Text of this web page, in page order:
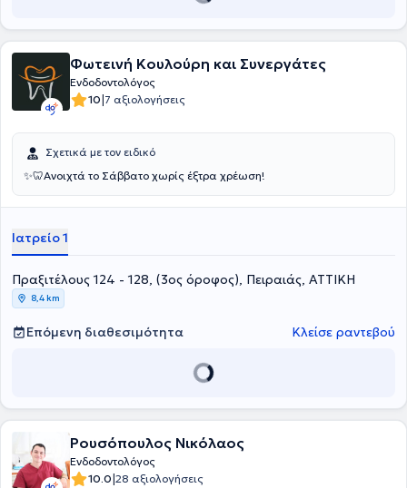
τους. Ένας εκ των συνεργατών είναι ο Οδοντίατρος
διακρίσεις και συμμετοχή σε πληθώρα επιστημονικών συνεδρίων
και μετεκπαιδευτικών σεμιναρίων.
Φωτεινή Κουλούρη και Συνεργάτες
Ενδοδοντολόγος
10|7 αξιολογήσεις
Σχετικά με τον ειδικό
✨️🦷Ανοιχτά το Σάββατο χωρίς έξτρα χρέωση!
Ιατρείο 1
Πραξιτέλους 124 - 128, (3ος όροφος), Πειραιάς, ΑΤΤΙΚΗ
8,4 km
Επόμενη διαθεσιμότητα Κλείσε ραντεβού
Ρουσόπουλος Νικόλαος
Ενδοδοντολόγος
10.0|28 αξιολογήσεις